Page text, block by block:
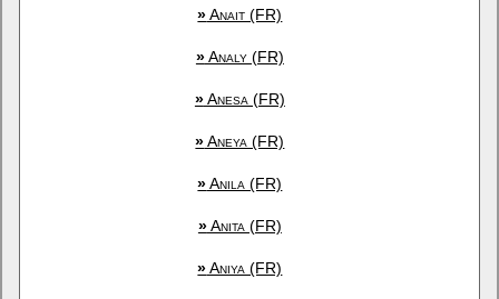
»Anait (FR)
»Analy (FR)
»Anesa (FR)
»Aneya (FR)
»Anila (FR)
»Anita (FR)
»Aniya (FR)